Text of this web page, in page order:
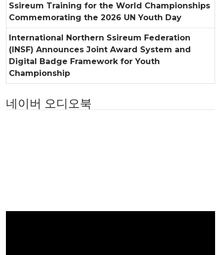
Ssireum Training for the World Championships
Commemorating the 2026 UN Youth Day
International Northern Ssireum Federation
(INSF) Announces Joint Award System and
Digital Badge Framework for Youth
Championship
네이버 오디오북